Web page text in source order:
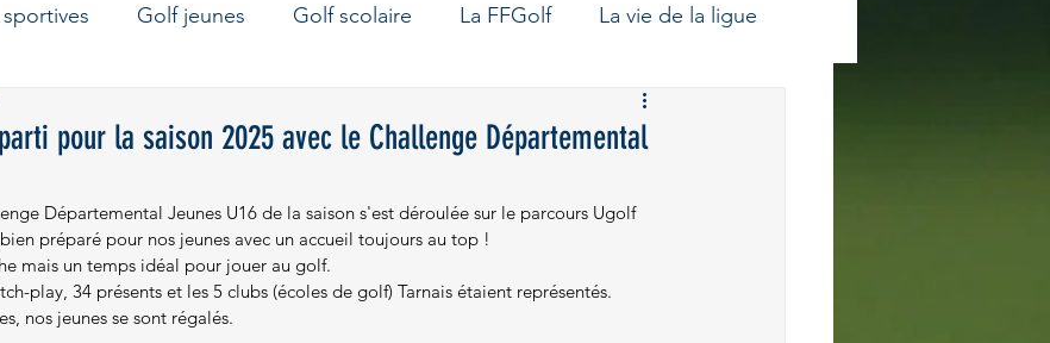
Golf jeunes Golf scolaire La FFGolf La vie de la ligue
vie du comité Golf féminin
pour la saison 2025 avec le Challenge Départemental
Départemental Jeunes U16 de la saison s'est déroulée sur le parcours Ugolf
préparé pour nos jeunes avec un accueil toujours au top !
mais un temps idéal pour jouer au golf.
play, 34 présents et les 5 clubs (écoles de golf) Tarnais étaient représentés.
nos jeunes se sont régalés.